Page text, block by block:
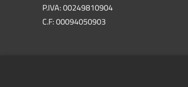
P.IVA: 00249810904
C.F: 00094050903